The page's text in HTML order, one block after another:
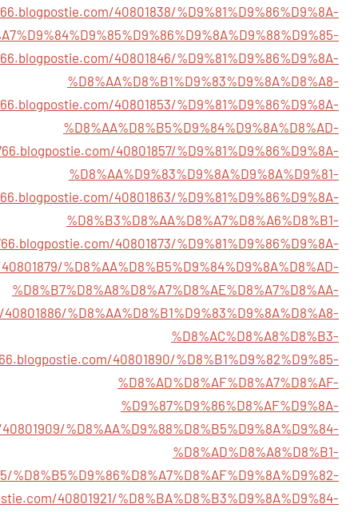
40801838/%D9%81%D9%86%D9%8A-
40801846/%D9%81%D9%86%D9%8A-
%D8%AA%D8%B1%D9%83%D9%8A%D8%A8-
40801853/%D9%81%D9%86%D9%8A-
%D8%AA%D8%B5%D9%84%D9%8A%D8%AD-
40801857/%D9%81%D9%86%D9%8A-
%D8%AA%D9%83%D9%8A%D9%8A%D9%81-
40801863/%D9%81%D9%86%D9%8A-
%D8%B3%D8%AA%D8%A7%D8%A6%D8%B1-
40801873/%D9%81%D9%86%D9%8A-
%D8%AA%D8%B5%D9%84%D9%8A%D8%AD-
%D8%B7%D8%A8%D8%A7%D8%AE%D8%A7%D8%AA-
%D8%AA%D8%B1%D9%83%D9%8A%D8%A8-
%D8%AC%D8%A8%D8%B3-
40801890/%D8%B1%D9%82%D9%85-
%D8%AD%D8%AF%D8%A7%D8%AF-
%D9%87%D9%86%D8%AF%D9%8A-
%D8%AA%D9%88%D8%B5%D9%8A%D9%84-
%D8%AD%D8%A8%D8%B1-
40801921/%D8%BA%D8%B3%D9%8A%D9%84-